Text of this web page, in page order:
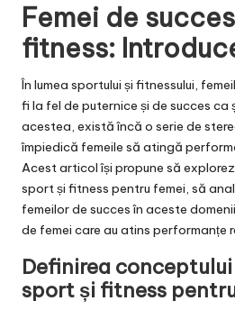
Femei de
fitness:
În lumea sportului și fitnessului,
fi la fel de puternice și de succes ca
acestea, există încă o serie de
împiedică femeile să atingă
Acest articol își propune să
sport și fitness pentru femei, să
femeilor de succes în aceste
de femei care au atins performanțe
Definirea conceptului
sport și fitness